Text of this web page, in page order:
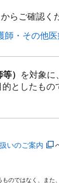
らご確認く
師・その他
） を対象に
としたもの
いのご案内
のではなく、ま